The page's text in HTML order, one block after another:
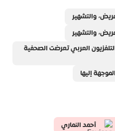
والتشهير
والتشهير
العربي تعرضت الصحفية
إليها
أحمد النماري